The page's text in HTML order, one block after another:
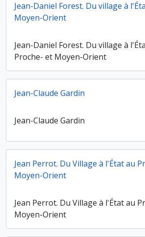
Jean-Daniel Forest. Du village à
Moyen-Orient
Jean-Daniel Forest. Du village à
Proche- et Moyen-Orient
Jean-Claude Gardin
Jean-Claude Gardin
Jean Perrot. Du Village à l'État au
Moyen-Orient
Jean Perrot. Du Village à l'État au
Moyen-Orient